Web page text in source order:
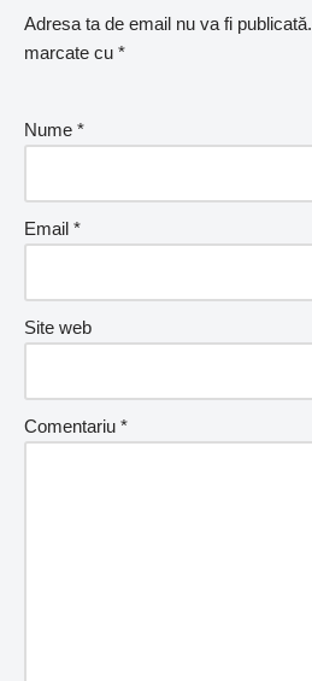
Adresa ta de email nu va fi publicată.
marcate cu *
Nume *
Email *
Site web
Comentariu *